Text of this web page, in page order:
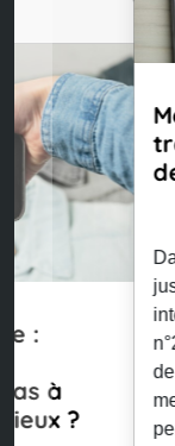
Meta
des
Dans un
justice de
n°2019/
de la